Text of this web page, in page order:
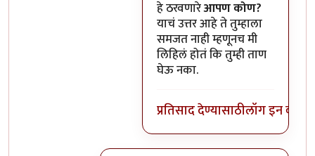
हे ठरवणारेआपण कोण?
याचं उत्तर आहे ते तुम्हाला
समजत नाही म्हणूनच मी
लिहिलं होतं कि तुम्ही ताण
घेऊ नका.
प्रतिसाद देण्यासाठीलॉग इन करा